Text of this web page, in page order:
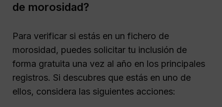
de morosidad?
Para verificar si estás en un fichero de
morosidad, puedes solicitar tu inclusión de
forma gratuita una vez al año en los principales
registros. Si descubres que estás en uno de
ellos, considera las siguientes acciones: